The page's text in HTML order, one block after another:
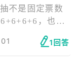
不是固定票数
，也就
底皮肤[ 以群
肤 ]，其中前4
36票一共60
前算了下约
1回答